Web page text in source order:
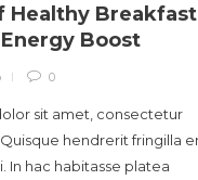
Healthy Breakfast
Boost
0
sit amet, consectetur
hendrerit fringilla
In hac habitasse platea